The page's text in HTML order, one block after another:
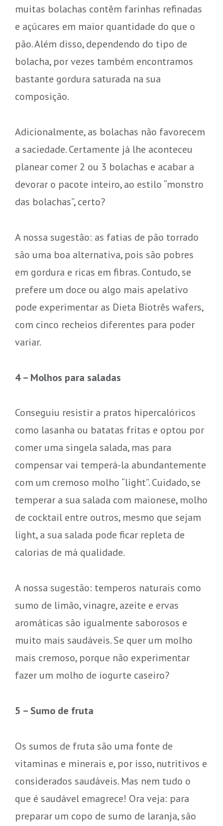
muitas bolachas contêm farinhas refinadas
e açúcares em maior quantidade do que o
pão. Além disso, dependendo do tipo de
bolacha, por vezes também encontramos
bastante gordura saturada na sua
composição.
Adicionalmente, as bolachas não favorecem
a saciedade. Certamente já lhe aconteceu
planear comer 2 ou 3 bolachas e acabar a
devorar o pacote inteiro, ao estilo “monstro
das bolachas”, certo?
A nossa sugestão: as fatias de pão torrado
são uma boa alternativa, pois são pobres
em gordura e ricas em fibras. Contudo, se
prefere um doce ou algo mais apelativo
pode experimentar as Dieta Biotrês wafers,
com cinco recheios diferentes para poder
variar.
4 – Molhos para saladas
Conseguiu resistir a pratos hipercalóricos
como lasanha ou batatas fritas e optou por
comer uma singela salada, mas para
compensar vai temperá-la abundantemente
com um cremoso molho “light”. Cuidado, se
temperar a sua salada com maionese, molho
de cocktail entre outros, mesmo que sejam
light, a sua salada pode ficar repleta de
calorias de má qualidade.
A nossa sugestão: temperos naturais como
sumo de limão, vinagre, azeite e ervas
aromáticas são igualmente saborosos e
muito mais saudáveis. Se quer um molho
mais cremoso, porque não experimentar
fazer um molho de iogurte caseiro?
5 – Sumo de fruta
Os sumos de fruta são uma fonte de
vitaminas e minerais e, por isso, nutritivos e
considerados saudáveis. Mas nem tudo o
que é saudável emagrece! Ora veja: para
preparar um copo de sumo de laranja, são